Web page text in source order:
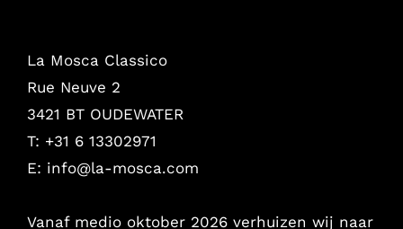
La Mosca Classico
Rue Neuve 2
3421 BT OUDEWATER
T: +31 6 13302971
E: info@la-mosca.com
Vanaf medio oktober 2026 verhuizen wij naar